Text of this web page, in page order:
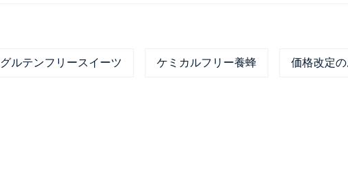
グルテンフリースイーツ ケミカルフリー養蜂 価格改定